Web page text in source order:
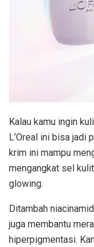
Kalau kamu ingin
L’Oreal ini bisa jadi
krim ini mampu
mengangkat sel
glowing.
Ditambah
juga membantu
hiperpigmentasi.